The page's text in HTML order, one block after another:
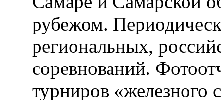
рубежом.
региональных,
соревнований.
турниров «железного